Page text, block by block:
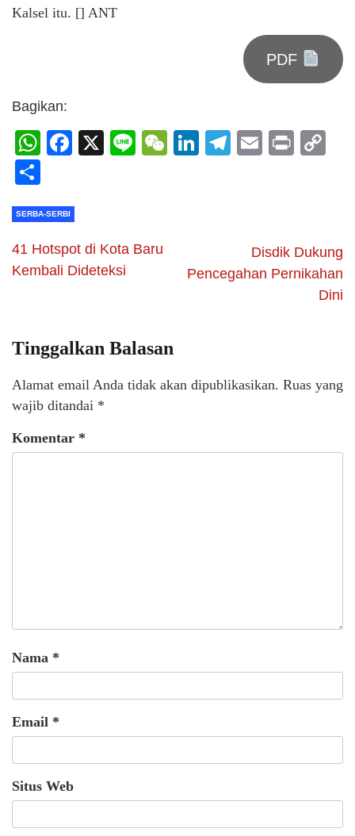
Kalsel itu. [] ANT
PDF
Bagikan:
WhatsApp
Facebook
X LineWeChat
LinkedIn
Telegram
Email
Print
SERBA-SERBI
41 Hotspot di Kota Baru
Kembali Dideteksi
Disdik Dukung
Pencegahan Pernikahan
Dini
Tinggalkan Balasan
Alamat email Anda tidak akan dipublikasikan. Ruas yang
wajib ditandai *
Komentar *
Nama *
Email *
Situs Web